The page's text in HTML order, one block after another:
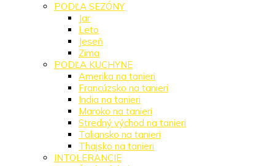
PODĽA SEZÓNY
Jar
Leto
Jeseň
Zima
PODĽA KUCHYNE
Amerika na tanieri
Francúzsko na tanieri
India na tanieri
Maroko na tanieri
Stredný východ na tanieri
Taliansko na tanieri
Thajsko na tanieri
INTOLERANCIE